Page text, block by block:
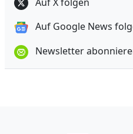
Auf Google News
Newsletter